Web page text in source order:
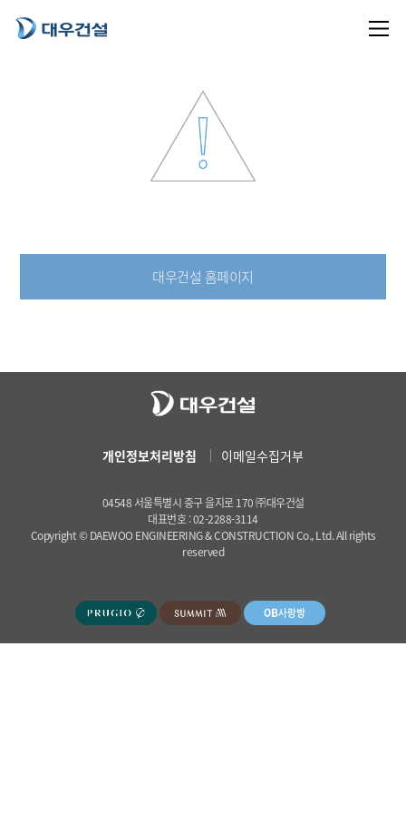
대우건설 홈페이지
개인정보처리방침 이메일수집거부
04548 서울특별시 중구 을지로 170 ㈜대우건설
대표번호 : 02-2288-3114
Copyright © DAEWOO ENGINEERING & CONSTRUCTION Co., Ltd. All rights
reserved